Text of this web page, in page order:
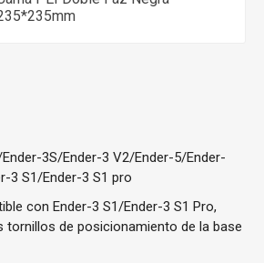
3S/Ender-3 V2/Ender-5/Ender-
3 S1/Ender-3 S1 pro
con Ender-3 S1/Ender-3 S1 Pro,
tornillos de posicionamiento de la base